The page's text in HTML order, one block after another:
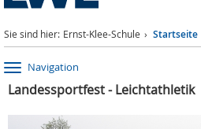
Sie sind hier: Ernst-Klee-Schule Startseite
Navigation
Landessportfest - Leichtathletik